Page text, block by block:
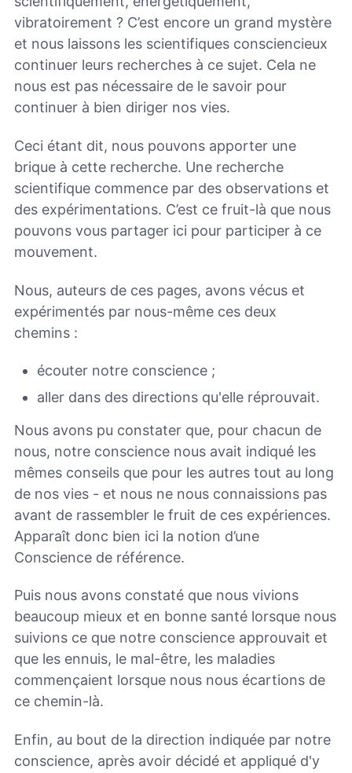
vibratoirement ? C’est encore un grand mystère
et nous laissons les scientifiques consciencieux
continuer leurs recherches à ce sujet. Cela ne
nous est pas nécessaire de le savoir pour
continuer à bien diriger nos vies.
Ceci étant dit, nous pouvons apporter une
brique à cette recherche. Une recherche
scientifique commence par des observations et
des expérimentations. C’est ce fruit-là que nous
pouvons vous partager ici pour participer à ce
mouvement.
Nous, auteurs de ces pages, avons vécus et
expérimentés par nous-même ces deux
chemins :
écouter notre conscience ;
aller dans des directions qu'elle réprouvait.
Nous avons pu constater que, pour chacun de
nous, notre conscience nous avait indiqué les
mêmes conseils que pour les autres tout au long
de nos vies - et nous ne nous connaissions pas
avant de rassembler le fruit de ces expériences.
Apparaît donc bien ici la notion d’une
Conscience de référence.
Puis nous avons constaté que nous vivions
beaucoup mieux et en bonne santé lorsque nous
suivions ce que notre conscience approuvait et
que les ennuis, le mal-être, les maladies
commençaient lorsque nous nous écartions de
ce chemin-là.
Enfin, au bout de la direction indiquée par notre
conscience, après avoir décidé et appliqué d'y